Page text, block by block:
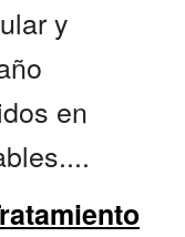
y
en